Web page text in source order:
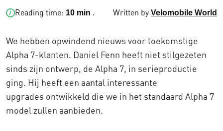
Reading time: 10 min . Written by Velomobile World
We hebben opwindend nieuws voor toekomstige
Alpha 7-klanten. Daniel Fenn heeft niet stilgezeten
sinds zijn ontwerp, de Alpha 7, in serieproductie
ging. Hij heeft een aantal interessante
upgrades ontwikkeld die we in het standaard Alpha 7
model zullen aanbieden.